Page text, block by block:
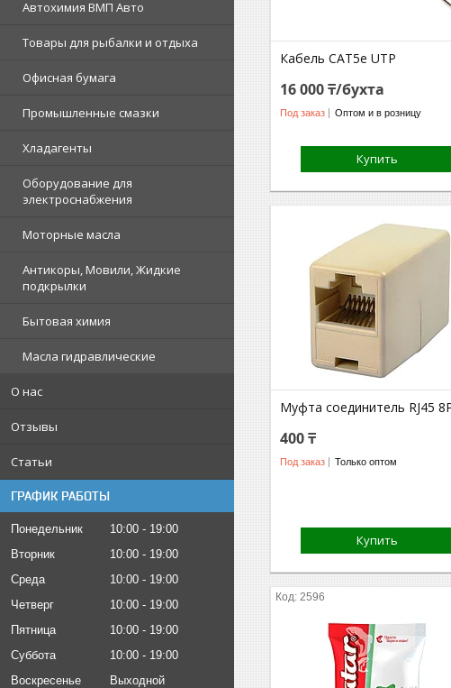
Автохимия ВМП Авто
Товары для рыбалки и отдыха
Офисная бумага
Промышленные смазки
Хладагенты
Оборудование для
электроснабжения
Моторные масла
Антикоры, Мовили, Жидкие
подкрылки
Бытовая химия
Масла гидравлические
О нас
Отзывы
Статьи
ГРАФИК РАБОТЫ
Понедельник 10:00
19:00
Вторник
10:00
19:00
Среда
10:00
19:00
Четверг
10:00
19:00
Пятница
10:00
19:00
Суббота
10:00
19:00
Воскресенье
Выходной
Кабель CAT5e UTP
16 000 ₸/бухта
Под заказ Оптом и в розницу
Купить
Муфта соединитель RJ45
400 ₸
Под заказ Только оптом
Купить
2596